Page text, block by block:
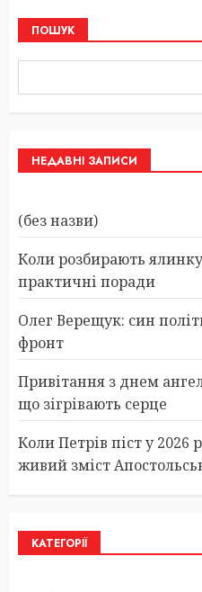
ПОШУК
НЕДАВНІ ЗАПИСИ
(без назви)
Коли розбирають
практичні поради
Олег Верещук: син
фронт
Привітання з днем
що зігрівають серце
Коли Петрів піст у 2026
живий зміст
КАТЕГОРІЇ